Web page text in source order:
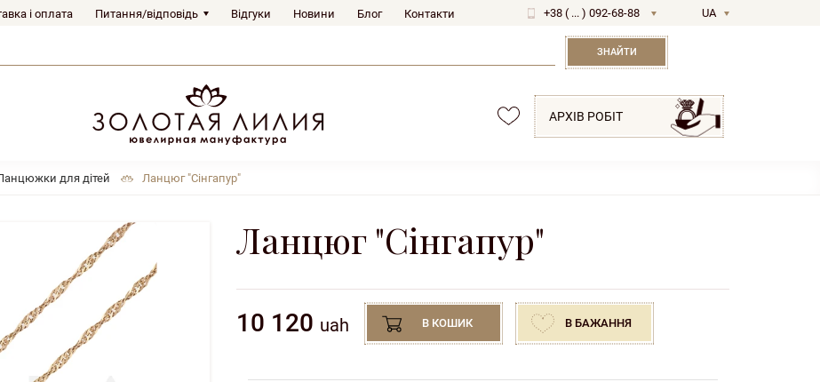
і оплата Питання/відповідь Відгуки Новини Блог Контакти
+38 ( ... ) 092-68-88
UA
ЗНАЙТИ
АРХІВ РОБІТ
для дітей Ланцюг "Сінгапур"
Ланцюг "Сінгапур"
10 120 uah В КОШИК В БАЖАННЯ